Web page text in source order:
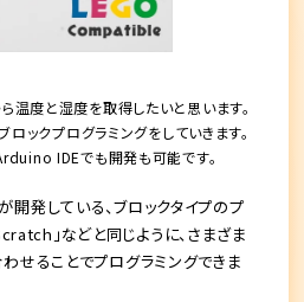
温度と湿度を取得したいと思います。
ックプログラミングをしていきます。
IDEでも開発も可能です。
開発している、ブロックタイプのプ
」などと同じように、さまざま
せることでプログラミングできま